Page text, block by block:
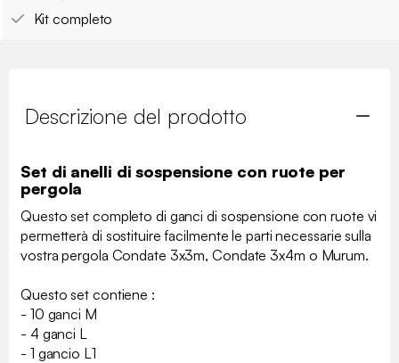
Kit completo
Descrizione del prodotto
Set di anelli di sospensione con ruote per
pergola
Questo set completo di ganci di sospensione con ruote vi
permetterà di sostituire facilmente le parti necessarie sulla
vostra pergola Condate 3x3m, Condate 3x4m o Murum.
Questo set contiene :
- 10 ganci M
- 4 ganci L
- 1 gancio L1